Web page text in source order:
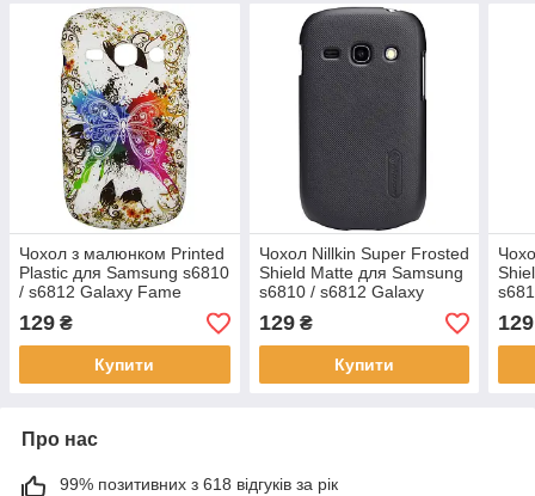
Чохол з малюнком Printed
Plastic для Samsung s6810
/ s6812 Galaxy Fame
Метелик
129 ₴
Купити
Чохол Nillkin Super Frosted
Shield Matte для Samsung
s6810 / s6812 Galaxy
Fame Duos Black
129₴
Купити
129
Про нас
99% позитивних з 618 відгуків за рік